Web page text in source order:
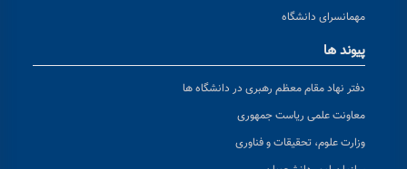
مهمانسرای دانشگاه
پیوند ها
دفتر نهاد مقام معظم رهبری در دانشگاه ها
معاونت علمی ریاست جمهوری
وزارت علوم، تحقیقات و فناوری